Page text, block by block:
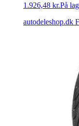
1.926,48 kr.På
autodeleshop.dk